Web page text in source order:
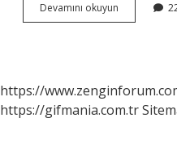
Devamını okuyun
Haftalık
https://
https://gifmania.com.tr